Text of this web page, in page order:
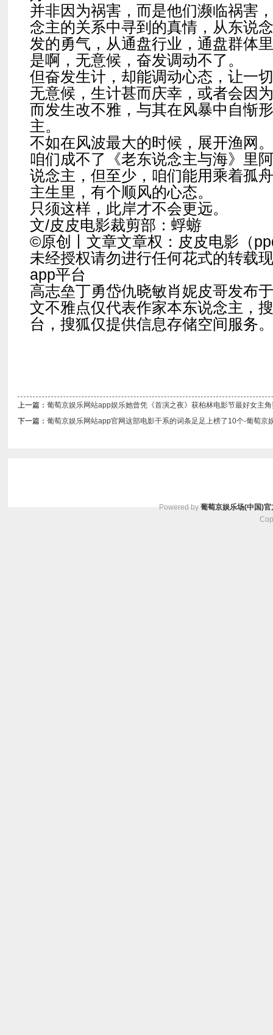
并非因为祸害，而是他们濒临祸害
念主的关系中寻到的真情，从东说
发的勇气，从通盘行业，通盘群体
是啊，无意候，奋发调动不了。
但奋发生计，却能调动心态，让一
无意候，生计甚而庆幸，或者会因
而发生改不雅，与其在风暴中自惭
主。
不如在风波最大的时候，展开渔网。
咱们成不了《老东说念主与海》里
说念主，但至少，咱们能用乘着孤
主生里，有个顺风的心态。
只须这样，此岸才不会更远。
文/皮皮电影裁剪部：蜉蝣
©原创丨文章文章权：皮皮电影（
未经授权请勿进行任何花式的转载
app平台
高志垒丁勇岱仇晓敏肖妮皮哥发布
文不雅点仅代表作家本东说念主，
台，搜狐仅提供信息存储空间服务。
上一篇： 葡萄京娱乐网站app娱乐她曾凭《首演之夜》获柏林电影节最好女主
下一篇： 葡萄京娱乐网站app官网这部电影干系的词条足足上榜了10个-葡萄京
Powered by 葡萄京娱乐场(中国)